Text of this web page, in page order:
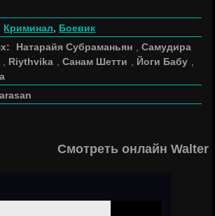
Криминал, Боевик
Натарайя Субраманьян ,Самудира
Riythvika ,Санам Шетти Йоги Бабу
Смотреть онлайн Walter